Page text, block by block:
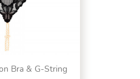
Bra & G-String